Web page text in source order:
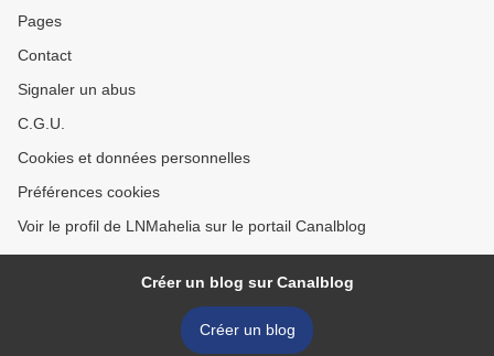
Pages
Contact
Signaler un abus
C.G.U.
Cookies et données personnelles
Préférences cookies
Voir le profil de LNMahelia sur le portail Canalblog
Créer un blog sur Canalblog
Créer un blog